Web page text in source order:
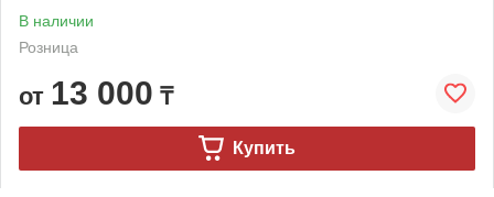
В наличии
Розница
от 13 000 ₸
Купить